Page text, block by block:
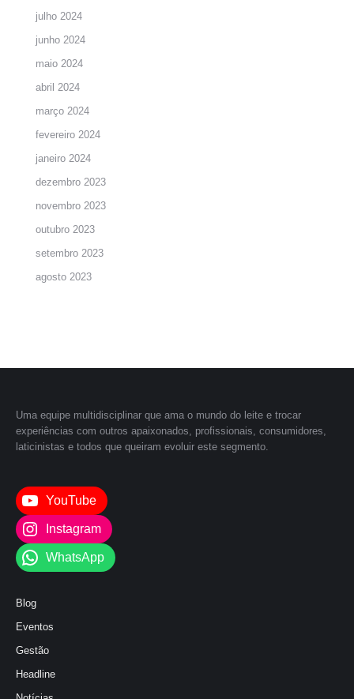
julho 2024
junho 2024
maio 2024
abril 2024
março 2024
fevereiro 2024
janeiro 2024
dezembro 2023
novembro 2023
outubro 2023
setembro 2023
agosto 2023
Uma equipe multidisciplinar que ama o mundo do leite e trocar
experiências com outros apaixonados, profissionais, consumidores,
laticinistas e todos que queiram evoluir este segmento.
YouTube
Instagram
WhatsApp
Blog
Eventos
Gestão
Headline